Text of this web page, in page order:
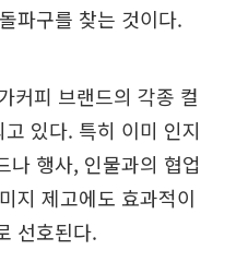
파구를 찾는 것이다.
커피 브랜드의 각종 컬
있다. 특히 이미 인지
나 행사, 인물과의 협업
지 제고에도 효과적이
선호된다.